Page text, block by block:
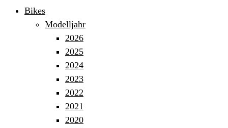
Bikes
Modelljahr
2026
2025
2024
2023
2022
2021
2020